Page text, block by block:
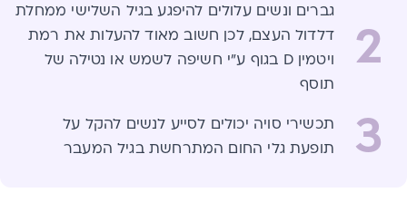
2
גברים ונשים עלולים להיפגע בגיל השלישי ממחלת
דלדול העצם, לכן חשוב מאוד להעלות את רמת
ויטמין D בגוף ע"י חשיפה לשמש או נטילה של
תוסף
3
תכשירי סויה יכולים לסייע לנשים להקל על
תופעת גלי החום המתרחשת בגיל המעבר